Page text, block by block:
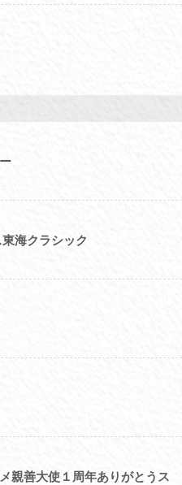
海クラシック
親善大使１周年ありがとうス